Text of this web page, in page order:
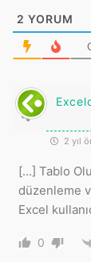
2 YORUM
2 yıl
[…] Tablo
düzenleme
Excel
0